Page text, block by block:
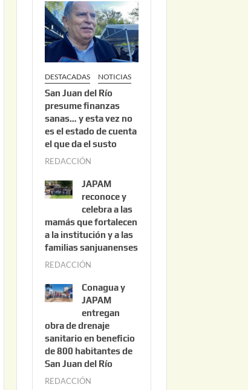
2
2
,
2
0
2
6
DESTACADAS NOTICIAS
San Juan del Río
presume finanzas
sanas… y esta vez no
es el estado de cuenta
el que da el susto
REDACCIÓN
s
t
o
3
0
2
6
JAPAM
reconoce y
celebra a las
mamás que fortalecen
a la institución y a las
familias sanjuanenses
REDACCIÓN
n
i
o
3
0
Conagua y
JAPAM
entregan
obra de drenaje
sanitario en beneficio
de 800 habitantes de
San Juan del Río
REDACCIÓN